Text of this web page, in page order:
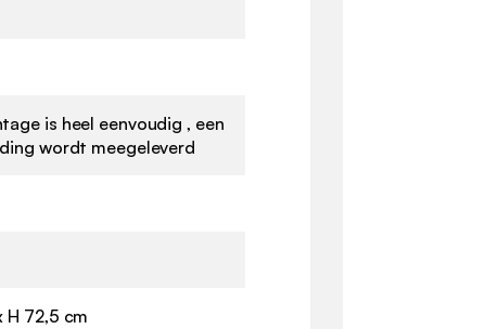
is heel eenvoudig , een
wordt meegeleverd
H 72,5 cm